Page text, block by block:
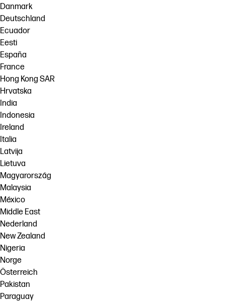
Danmark
Deutschland
Ecuador
Eesti
España
France
Hong Kong SAR
Hrvatska
India
Indonesia
Ireland
Italia
Latvija
Lietuva
Magyarország
Malaysia
México
Middle East
Nederland
New Zealand
Nigeria
Norge
Österreich
Pakistan
Paraguay